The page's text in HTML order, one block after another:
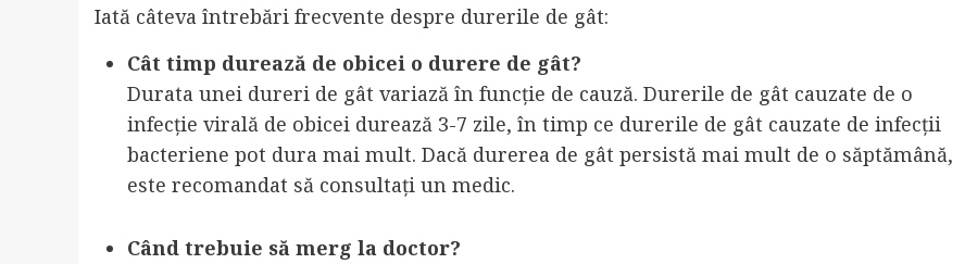
Iată câteva întrebări frecvente despre durerile de gât:
Cât timp durează de obicei o durere de gât?
Durata unei dureri de gât variază în funcție de cauză. Durerile de gât cauzate de o
infecție virală de obicei durează 3-7 zile, în timp ce durerile de gât cauzate de infecții
bacteriene pot dura mai mult. Dacă durerea de gât persistă mai mult de o săptămână,
este recomandat să consultați un medic.
Când trebuie să merg la doctor?